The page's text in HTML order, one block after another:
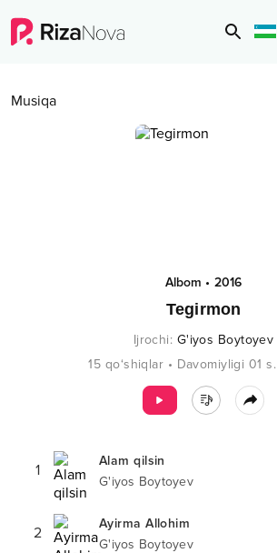
Musiqa
Albom • 2016
Tegirmon
Ijrochi: G'iyos Boytoyev
15 qo‘shiqlar • Davomiyligi 01 s.
1
Alam qilsin
G'iyos Boytoyev
2
Ayirma Allohim
G'iyos Boytoyev